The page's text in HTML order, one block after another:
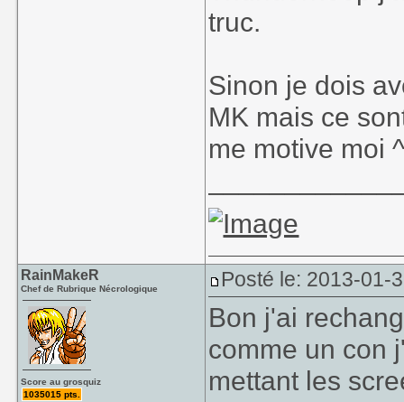
truc.
Sinon je dois
MK mais ce
me motive moi
RainMakeR
Chef de Rubrique Nécrologique
Score au grosquiz
1035015 pts.
Posté le: 2013-01-
Bon j'ai
comme un con
mettant les